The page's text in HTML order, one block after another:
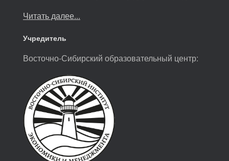
Читать далее...
Учредитель
Восточно-Сибирский образовательный центр: